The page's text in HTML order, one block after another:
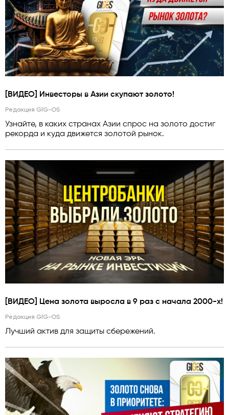
[ВИДЕО] Инвесторы в Азии скупают золото!
Редакция GlG-OS
Узнайте, в каких странах Азии спрос на золото достиг
рекорда и куда движется золотой рынок.
[ВИДЕО] Цена золота выросла в 9 раз с начала 2000-х!
Редакция GlG-OS
Лучший актив для защиты сбережений.